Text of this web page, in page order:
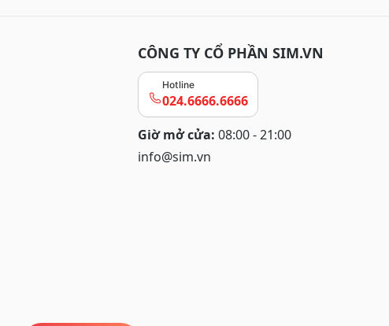
CÔNG TY CỔ PHẦN SIM.VN
Hotline
024.6666.6666
Giờ mở cửa: 08:00 - 21:00
info@sim.vn